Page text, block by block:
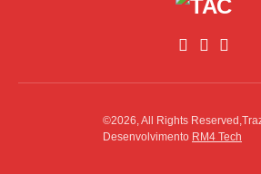
©2026, All Rights
Desenvolvimento RM4 Tech